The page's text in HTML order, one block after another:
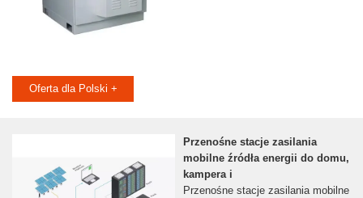
Oferta dla Polski +
Przenośne stacje zasilania
mobilne źródła energii do domu,
kampera i
Przenośne stacje zasilania mobilne